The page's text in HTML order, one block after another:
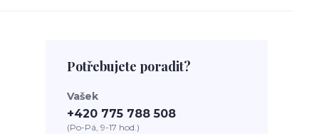
Potřebujete poradit?
Vašek
+420 775 788 508
(Po-Pá, 9-17 hod.)